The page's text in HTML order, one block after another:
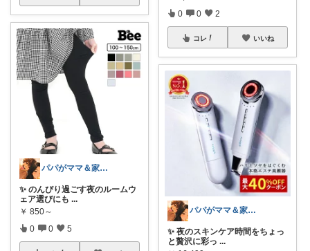
パパがママ＆家族の笑顔の為に選ぶ品😆
✨ のんびり過ごす夜のルームウ
ェア選びにも ...
￥ 850～
0 0 5
0 0 2
コレ いいね
パパがママ＆家族の笑顔の為に選ぶ品😆
✨ 夜のスキンケア時間をちょっ
と贅沢に彩っ ...